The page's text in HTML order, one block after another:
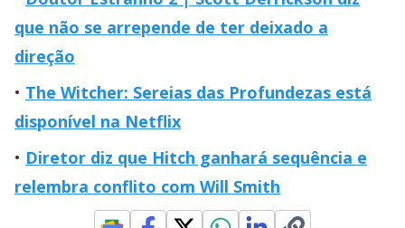
que não se arrepende de ter deixado a
direção
The Witcher: Sereias das Profundezas está
disponível na Netflix
Diretor diz que Hitch ganhará sequência e
relembra conflito com Will Smith